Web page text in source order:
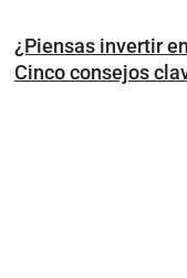
¿Piensas invertir
Cinco consejos